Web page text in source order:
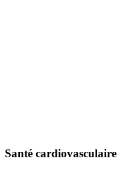
Santé cardiovasculaire